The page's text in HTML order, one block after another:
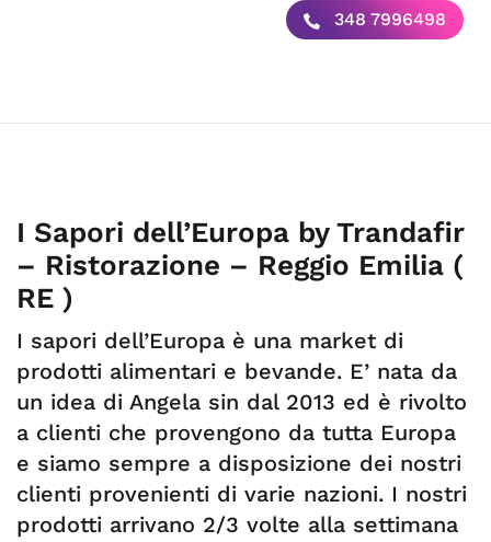
348 7996498
I Sapori dell’Europa by Trandafir
– Ristorazione – Reggio Emilia (
RE )
I sapori dell’Europa è una market di
prodotti alimentari e bevande. E’ nata da
un idea di Angela sin dal 2013 ed è rivolto
a clienti che provengono da tutta Europa
e siamo sempre a disposizione dei nostri
clienti provenienti di varie nazioni. I nostri
prodotti arrivano 2/3 volte alla settimana